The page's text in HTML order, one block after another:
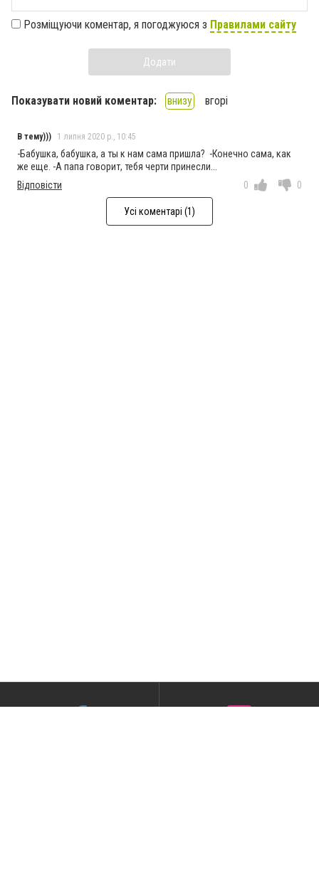
Розміщуючи коментар, я погоджуюся з Правилами сайту
Додати
Показувати новий коментар: внизу вгорі
В тему))) 1 липня 2020 р., 10:45
-Бабушка, бабушка, а ты к нам сама пришла? -Конечно сама, как
же еще. -А папа говорит, тебя черти принесли...
Відповісти
0 0
Усі коментарі (1)